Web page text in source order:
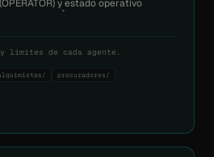
y estado operativo
límites de cada agente.
procuradores/